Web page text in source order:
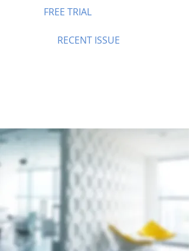
FREE TRIAL
RECENT ISSUE